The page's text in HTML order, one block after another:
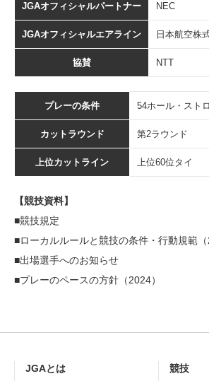
JGAオフィシャルパートナー NEC
JGAオフィシャルエアライン 日本航空株
協賛 NTT
プレーの条件 54ホール・スト
カットラウンド 第2ラウンド
上位カットライン 上位60位タイ
【競技資料】
■競技規定
■ローカルルールと競技の条件・行動規範（
■出場選手へのお知らせ
■プレーのペースの方針（2024）
JGAとは 競技